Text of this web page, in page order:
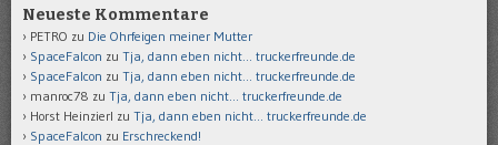
Neueste Kommentare
PETRO zu Die Ohrfeigen meiner Mutter
SpaceFalcon zu Tja, dann eben nicht… truckerfreunde.de
SpaceFalcon zu Tja, dann eben nicht… truckerfreunde.de
manroc78 zu Tja, dann eben nicht… truckerfreunde.de
Horst Heinzierl zu Tja, dann eben nicht… truckerfreunde.de
SpaceFalcon zu Erschreckend!